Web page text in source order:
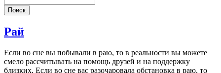
Поиск
Рай
Если во сне вы побывали в раю, то в реальности вы можете
смело рассчитывать на помощь друзей и на поддержку
близких. Если во сне вас разочаровала обстановка в раю, то